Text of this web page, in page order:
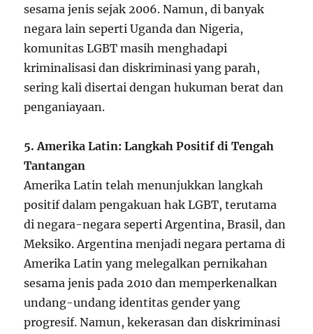
sesama jenis sejak 2006. Namun, di banyak
negara lain seperti Uganda dan Nigeria,
komunitas LGBT masih menghadapi
kriminalisasi dan diskriminasi yang parah,
sering kali disertai dengan hukuman berat dan
penganiayaan.
5. Amerika Latin: Langkah Positif di Tengah
Tantangan
Amerika Latin telah menunjukkan langkah
positif dalam pengakuan hak LGBT, terutama
di negara-negara seperti Argentina, Brasil, dan
Meksiko. Argentina menjadi negara pertama di
Amerika Latin yang melegalkan pernikahan
sesama jenis pada 2010 dan memperkenalkan
undang-undang identitas gender yang
progresif. Namun, kekerasan dan diskriminasi